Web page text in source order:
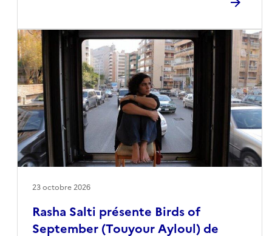
Rasha Salti présente Birds of
September (Touyour Ayloul) de
23 octobre 2026